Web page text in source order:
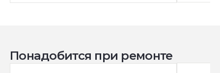
Понадобится при ремонте